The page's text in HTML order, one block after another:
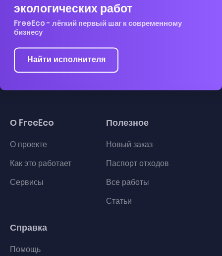
экологических работ
FreeEco - лёгкий первый шаг к современному
бизнесу
Найти исполнителя
О FreeEco
О проекте
Как это работает
Сервисы
Полезное
Новый заказ
Паспорт отходов
Все работы
Статьи
Справка
Помощь